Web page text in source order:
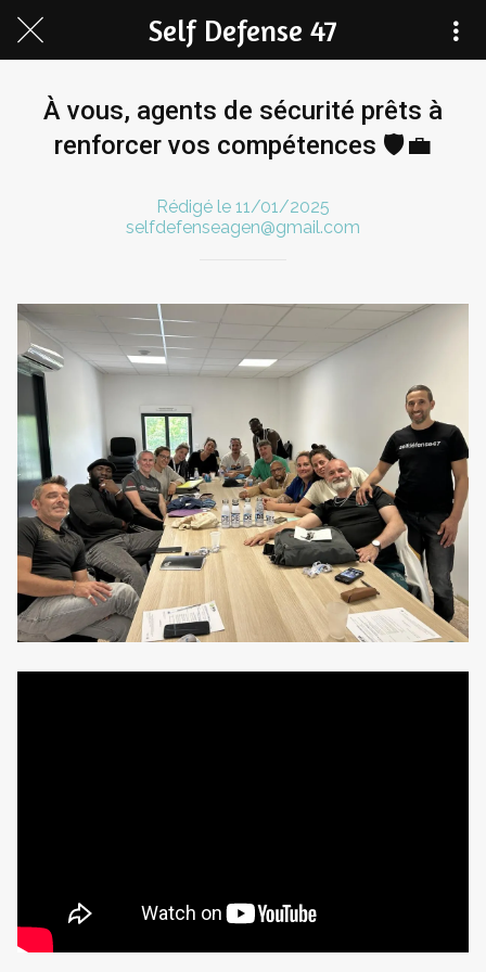
Self Defense 47
À vous, agents de sécurité prêts à
renforcer vos compétences 🛡️💼
Rédigé le 11/01/2025
selfdefenseagen@gmail.com